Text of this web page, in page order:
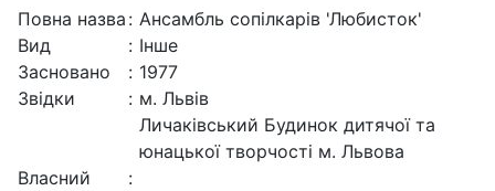
Повна назва : Ансамбль сопілкарів 'Любисток'
Вид
: Інше
Засновано
: 1977
Звідки
: м. Львів
Личаківський Будинок дитячої та
юнацької творчості м. Львова
Власний
: